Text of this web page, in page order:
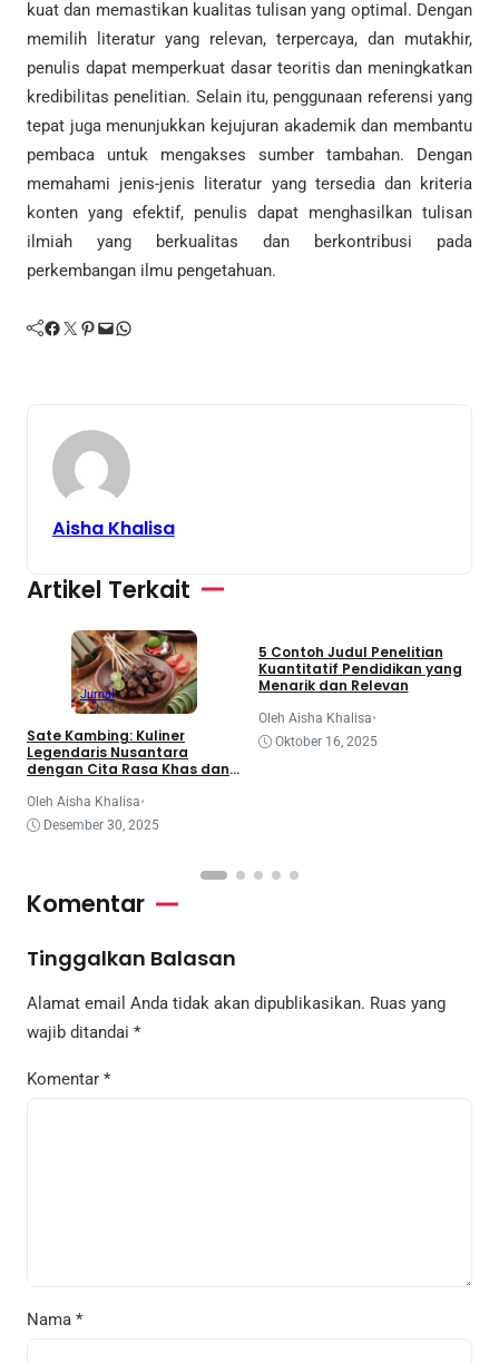
kuat dan memastikan kualitas tulisan yang optimal. Dengan
memilih literatur yang relevan, terpercaya, dan mutakhir,
penulis dapat memperkuat dasar teoritis dan meningkatkan
kredibilitas penelitian. Selain itu, penggunaan referensi yang
tepat juga menunjukkan kejujuran akademik dan membantu
pembaca untuk mengakses sumber tambahan. Dengan
memahami jenis-jenis literatur yang tersedia dan kriteria
konten yang efektif, penulis dapat menghasilkan tulisan
ilmiah yang berkualitas dan berkontribusi pada
perkembangan ilmu pengetahuan.
Facebook Twitter Pinterest Mail WhatsApp
Aisha Khalisa
Artikel Terkait
Jurnal
Sate Kambing: Kuliner
Legendaris Nusantara
dengan Cita Rasa Khas dan
Oleh Aisha Khalisa•
Desember 30, 2025
5 Contoh Judul Penelitian
Kuantitatif Pendidikan yang
Menarik dan Relevan
Oleh Aisha Khalisa•
Oktober 16, 2025
Komentar
Tinggalkan Balasan
Alamat email Anda tidak akan dipublikasikan. Ruas yang
wajib ditandai *
Komentar *
Nama *